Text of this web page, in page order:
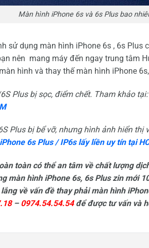
Màn hình iPhone 6s và 6s Plus bao
sử dụng màn hình iPhone 6s , 6s Plus
nên mang máy đến ngay trung tâm
hình và thay thế màn hình iPhone
Plus bị sọc, điểm chết. Tham khảo tại:
Plus bị bể vỡ, nhưng hình ảnh hiển
6s Plus / IP6s lấy liền uy tín tại
toàn có thể an tâm về chất lượng
màn hình iPhone 6s, 6s Plus zin mới
về vấn đề thay phải màn hình
– 0974.54.54.54để được tư vấn và